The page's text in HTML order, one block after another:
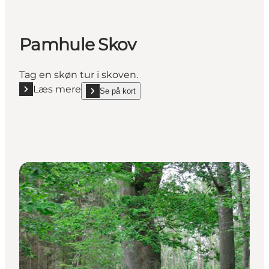
Pamhule Skov
Tag en skøn tur i skoven.
Læs mere
Læs mere "Pamhule Skov"
Se på kort
show Pamhule Skov on_map